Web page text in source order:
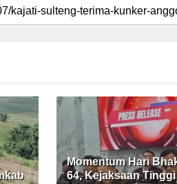
Momentum Hari
64, Kejaksaan